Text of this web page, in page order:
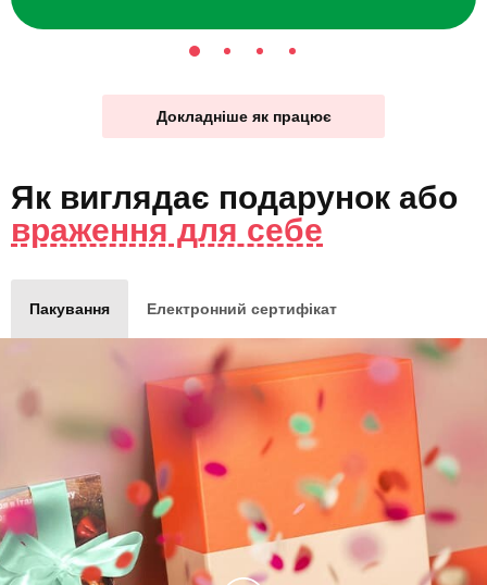
Докладніше як працює
Як виглядає подарунок або
враження для себе
Пакування Електронний сертифікат